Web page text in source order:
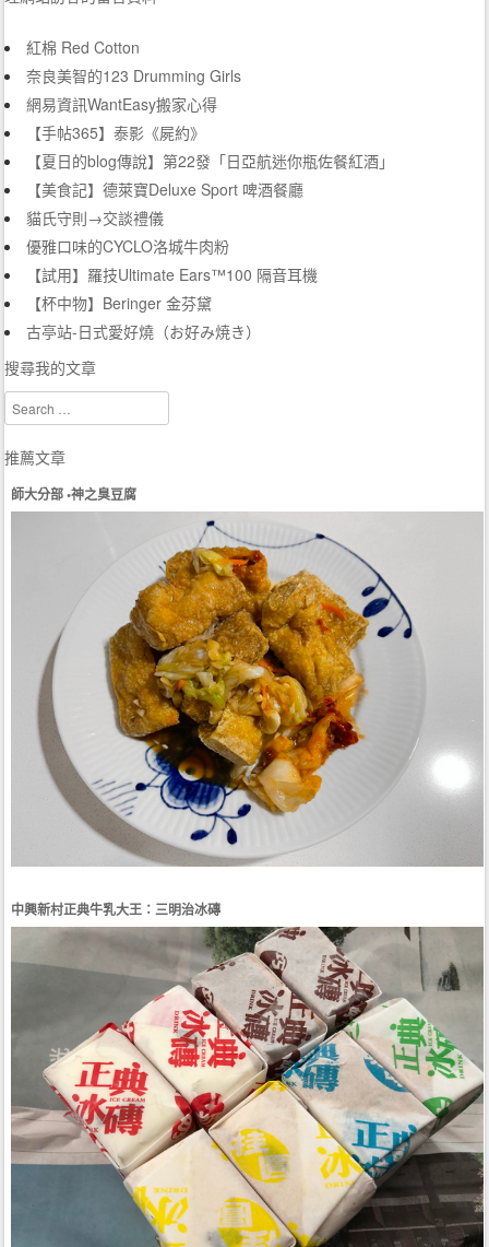
紅棉 Red Cotton
奈良美智的123 Drumming Girls
網易資訊WantEasy搬家心得
【手帖365】泰影《屍約》
【夏日的blog傳說】第22發「日亞航迷你瓶佐餐紅酒」
【美食記】德萊寶Deluxe Sport 啤酒餐廳
貓氏守則→交談禮儀
優雅口味的CYCLO洛城牛肉粉
【試用】羅技Ultimate Ears™100 隔音耳機
【杯中物】Beringer 金芬黛
古亭站-日式愛好燒（お好み焼き）
搜尋我的文章
Search
推薦文章
師大分部 •神之臭豆腐
中興新村正典牛乳大王：三明治冰磚